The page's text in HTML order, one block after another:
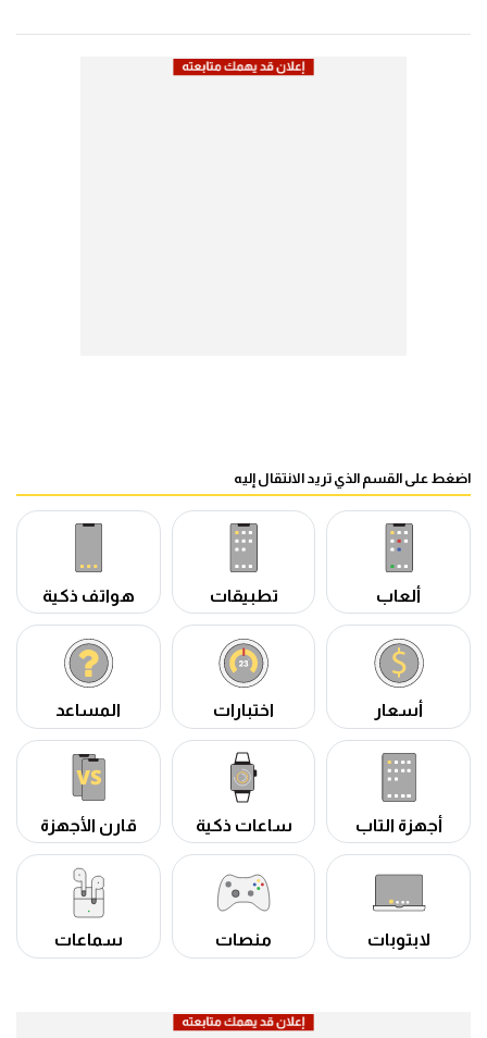
اضغط على القسم الذي تريد الانتقال إليه
ألعاب تطبيقات هواتف ذكية
أسعار اختبارات المساعد
أجهزة التاب ساعات ذكية قارن الأجهزة
لابتوبات منصات سماعات